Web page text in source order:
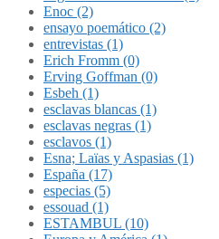
Enoc (2)
ensayo poemático (2)
entrevistas (1)
Erich Fromm (0)
Erving Goffman (0)
Esbeh (1)
esclavas blancas (1)
esclavas negras (1)
esclavos (1)
Esna; Laïas y Aspasias (1)
España (17)
especias (5)
essouad (1)
ESTAMBUL (10)